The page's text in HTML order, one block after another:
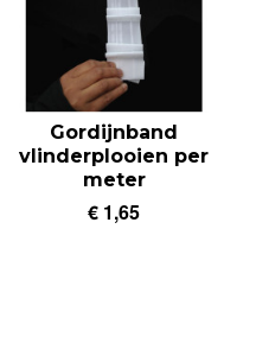
Gordijnband
vlinderplooien per
meter
€ 1,65